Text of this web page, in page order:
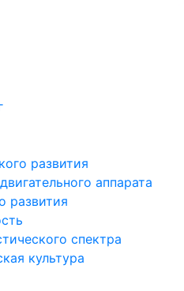
развития
аппарата
развития
спектра
культура